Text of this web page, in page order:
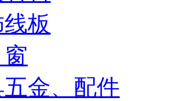
板
金、配件